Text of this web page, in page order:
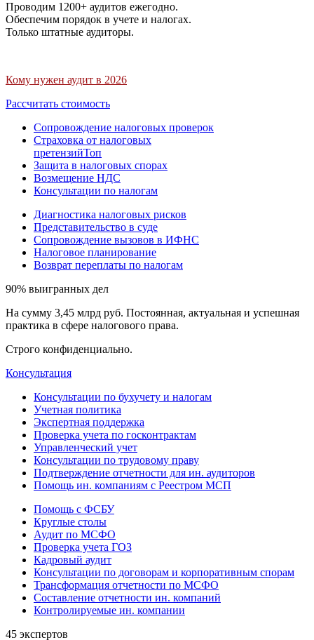
Проводим 1200+ аудитов ежегодно.
Обеспечим порядок в учете и налогах.
Только штатные аудиторы.
Кому нужен аудит в 2026
Рассчитать стоимость
Сопровождение налоговых проверок
Страховка от налоговых
претензийТоп
Защита в налоговых спорах
Возмещение НДС
Консультации по налогам
Диагностика налоговых рисков
Представительство в суде
Сопровождение вызовов в ИФНС
Налоговое планирование
Возврат переплаты по налогам
90% выигранных дел
На сумму 3,45 млрд руб. Постоянная, актуальная и успешная
практика в сфере налогового права.
Строго конфиденциально.
Консультация
Консультации по бухучету и налогам
Учетная политика
Экспертная поддержка
Проверка учета по госконтрактам
Управленческий учет
Консультации по трудовому праву
Подтверждение отчетности для ин. аудиторов
Помощь ин. компаниям с Реестром МСП
Помощь с ФСБУ
Круглые столы
Аудит по МСФО
Проверка учета ГОЗ
Кадровый аудит
Консультации по договорам и корпоративным спорам
Трансформация отчетности по МСФО
Составление отчетности ин. компаний
Контролируемые ин. компании
45 экспертов